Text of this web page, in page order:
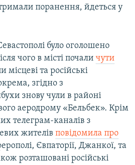
поранення, йдеться у
було оголошено
чого в місті почали чути
місцеві та російські
згідно з
знову чули в районі
аеродрому «Бельбек». Крім
телеграм-каналів з
жителів повідомила про
Євпаторії, Джанкої, та
розташовані російські